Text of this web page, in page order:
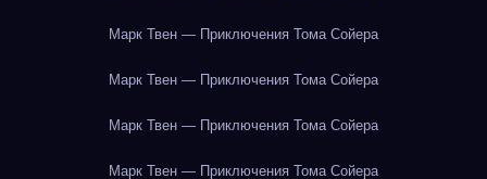
Марк Твен — Приключения Тома Сойера
Марк Твен — Приключения Тома Сойера
Марк Твен — Приключения Тома Сойера
Марк Твен — Приключения Тома Сойера